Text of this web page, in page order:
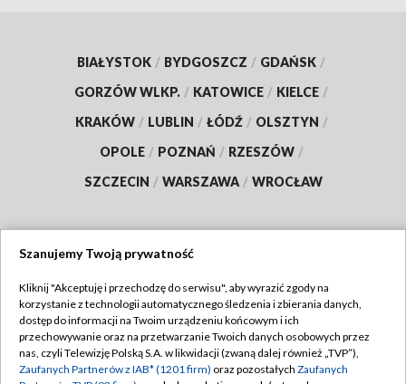
BIAŁYSTOK / BYDGOSZCZ / GDAŃSK /
GORZÓW WLKP. / KATOWICE / KIELCE /
KRAKÓW / LUBLIN / ŁÓDŹ / OLSZTYN /
OPOLE / POZNAŃ / RZESZÓW /
SZCZECIN / WARSZAWA / WROCŁAW
TVP
Abonament TVP
Emisja w TVP
Regulamin TVP
Polityka prywatności
Szanujemy Twoją prywatność
Kliknij "Akceptuję i przechodzę do serwisu", aby wyrazić zgody na
korzystanie z technologii automatycznego śledzenia i zbierania danych,
dostęp do informacji na Twoim urządzeniu końcowym i ich
przechowywanie oraz na przetwarzanie Twoich danych osobowych przez
nas, czyli Telewizję Polską S.A. w likwidacji (zwaną dalej również „TVP”),
Zaufanych Partnerów z IAB* (1201 firm) oraz pozostałych Zaufanych